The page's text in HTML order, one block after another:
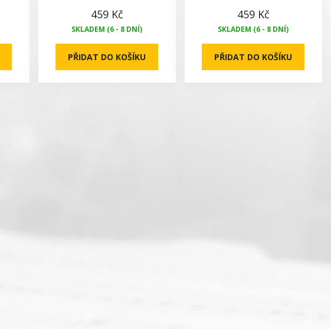
459 Kč
SKLADEM (6 - 8 DNÍ)
PŘIDAT DO KOŠÍKU
459 Kč
SKLADEM (6 - 8 DNÍ)
PŘIDAT DO KOŠÍKU